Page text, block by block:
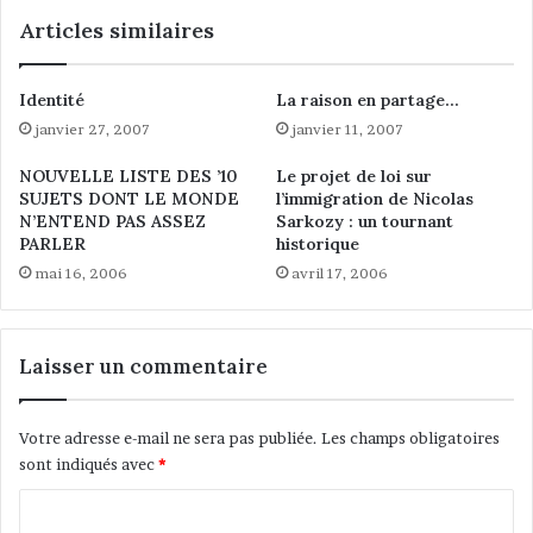
c
d
’
m
a
g
e
,
e
x
c
è
s
d
t
é
.
.
i
l
s
t
u
r
e
n
t
Articles similaires
Identité
janvier 27, 2007
La raison en partage…
janvier 11, 2007
NOUVELLE LISTE DES ’10
SUJETS DONT LE MONDE
N’ENTEND PAS ASSEZ
PARLER
mai 16, 2006
Le projet de loi sur
l’immigration de Nicolas
Sarkozy : un tournant
historique
avril 17, 2006
Laisser un commentaire
Votre adresse e-mail ne sera pas publiée. Les champs obligatoires
sont indiqués avec*